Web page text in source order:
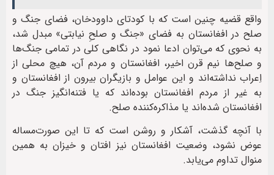
واقع قضیه چنین است که با کودتای داوود‌خان، فضای جنگ و
صلح در افغانستان به فضای «جنگ و صلحِ نیابتی» مبدل شد،
به نحوی که می‌توان ادعا نمود در نگاهی کلی در تمامی جنگ‌ها
و صلح‌ها نیم قرن اخیر، افغانستان و مردم آن، هیچ محلی از
اِعراب نداشته‌اند و این عوامل و بازیگران بیرون از افغانستان و
به غیر از مردم افغانستان بوده‌اند که یا فتنه‌انگیز جنگ در
افغانستان شده‌اند یا مذاکره‌کننده صلح.
با آنچه گذشت، آشکار و روشن است که تا این صورت‌مساله
عوض نشود، وضعیت افغانستان نیز افتان و خیزان به همین
منوال تداوم می‌یابد.